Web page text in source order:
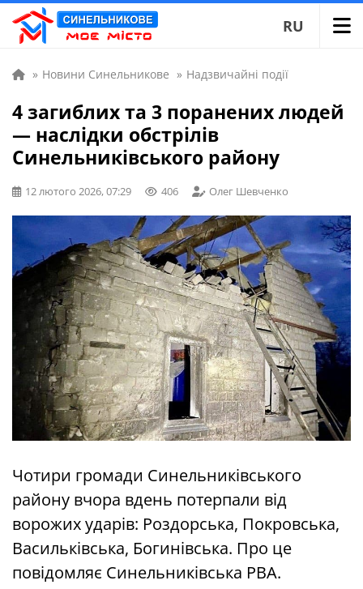
RU
» Новини Синельникове » Надзвичайні події
4 загиблих та 3 поранених людей
— наслідки обстрілів
Синельниківського району
12 лютого 2026, 07:29 406 Олег Шевченко
Чотири громади Синельниківського
району вчора вдень потерпали від
ворожих ударів: Роздорська, Покровська,
Васильківська, Богинівська. Про це
повідомляє Синельниківська РВА.